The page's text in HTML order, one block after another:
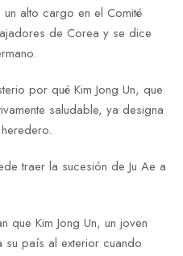
un alto cargo en el Comité
de Corea y se dice
por qué Kim Jong Un, que
saludable, ya designa
traer la sucesión de Ju Ae a
que Kim Jong Un, un joven
país al exterior cuando